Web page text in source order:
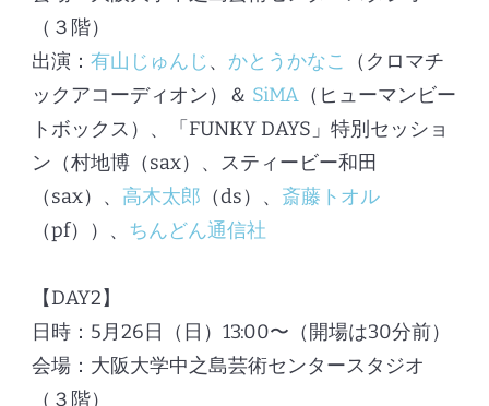
（３階）
出演： 有山じゅんじ、 かとうかなこ
（クロマチ
ックアコーディオン）＆ SiMA （ヒューマンビー
トボックス）、「FUNKY DAYS」特別セッショ
ン（村地博（sax）、スティービー和田
（sax）、 高木太郎 （ds）、 斎藤トオル
（pf））、 ちんどん通信社
【DAY2】
日時：5月26日（日）13:00〜（開場は30分前）
会場：大阪大学中之島芸術センタースタジオ
（３階）